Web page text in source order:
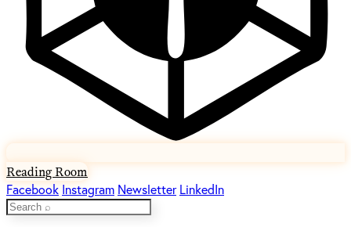
Reading Room
Facebook Instagram Newsletter LinkedIn